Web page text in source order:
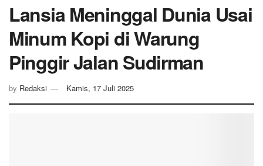
Lansia Meninggal Dunia Usai
Minum Kopi di Warung
Pinggir Jalan Sudirman
by Redaksi Kamis, 17 Juli 2025